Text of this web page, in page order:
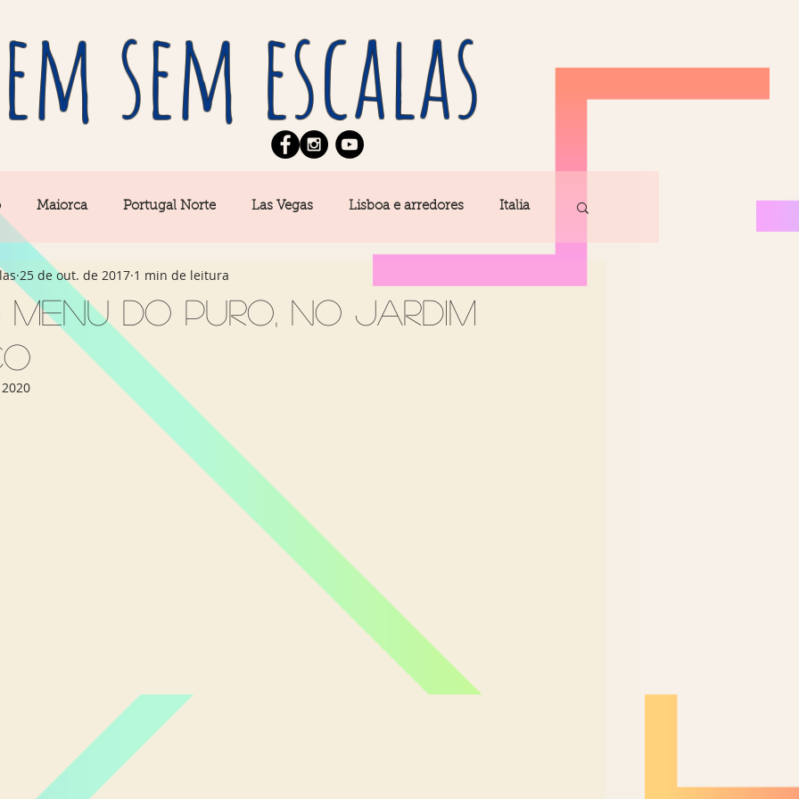
sem escalas
Maiorca Portugal Norte Las Vegas Lisboa e arredores Italia
News Berlim Algarve
Açores
Moscou
do Puro, no Jardim
25 de out. de 2017 1 min de leitura